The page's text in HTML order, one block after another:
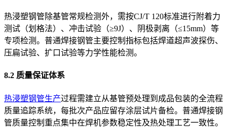
热浸塑钢管除基管常规检测外，需按CJ/T 120标准进行附着力
测试（划格法）、冲击试验（≥9J）、阴极剥离（≤15mm）等
专项检测。普通焊接钢管主要控制指标包括焊道超声波探伤、
压扁试验、扩口试验等力学性能检测。
8.2 质量保证体系
热浸塑钢管生产过程需建立从基管预处理到成品包装的全流程
质量追踪系统，每批次产品应留存涂层试片备检。普通焊接钢
管质量控制重点集中在焊机参数稳定性及热处理工艺一致性。